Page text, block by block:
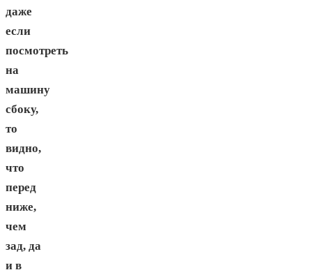
даже
если
посмотреть
на
машину
сбоку,
то
видно,
что
перед
ниже,
чем
зад, да
и в